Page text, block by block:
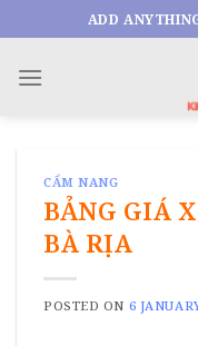
to
content
ADD
CẨM NANG
BẢNG GIÁ
BÀ RỊA
POSTED ON 6